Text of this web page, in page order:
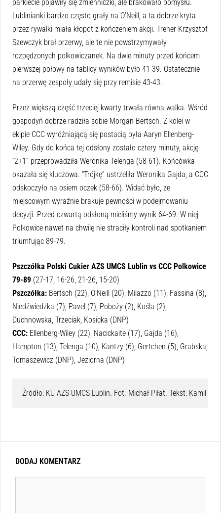
parkiecie pojawiły się zmienniczki, ale brakowało pomysłu.
Lublinianki bardzo często grały na O’Neill, a ta dobrze kryta
przez rywalki miała kłopot z kończeniem akcji. Trener Krzysztof
Szewczyk brał przerwy, ale te nie powstrzymywały
rozpędzonych polkowiczanek. Na dwie minuty przed końcem
pierwszej połowy na tablicy wyników było 41-39. Ostatecznie
na przerwę zespoły udały się przy remisie 43-43.
Przez większą część trzeciej kwarty trwała równa walka. Wśród
gospodyń dobrze radziła sobie Morgan Bertsch. Z kolei w
ekipie CCC wyróżniającą się postacią była Aaryn Ellenberg-
Wiley. Gdy do końca tej odsłony zostało cztery minuty, akcję
“2+1” przeprowadziła Weronika Telenga (58-61). Końcówka
okazała się kluczowa. “Trójkę” ustrzeliła Weronika Gajda, a CCC
odskoczyło na osiem oczek (58-66). Widać było, że
miejscowym wyraźnie brakuje pewności w podejmowaniu
decyzji. Przed czwartą odsłoną mieliśmy wynik 64-69. W niej
Polkowice nawet na chwilę nie straciły kontroli nad spotkaniem
triumfując 89-79.
Pszczółka Polski Cukier AZS UMCS Lublin vs CCC Polkowice
79-89 (27-17, 16-26, 21-26, 15-20)
Pszczółka: Bertsch (22), O’Neill (20), Milazzo (11), Fassina (8),
Niedźwiedzka (7), Pavel (7), Poboży (2), Kośla (2),
Duchnowska, Trzeciak, Kosicka (DNP)
CCC: Ellenberg-Wiley (22), Nacickaite (17), Gajda (16),
Hampton (13), Telenga (10), Kantzy (6), Gertchen (5), Grabska,
Tomaszewicz (DNP), Jeziorna (DNP)
Źródło: KU AZS UMCS Lublin. Fot. Michał Piłat. Tekst: Kamil
DODAJ KOMENTARZ